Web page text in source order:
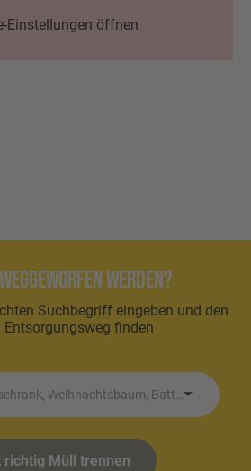
Einstellungen öffnen
werden?
Suchbegriff eingeben und den
Entsorgungsweg finden
richtig Müll trennen